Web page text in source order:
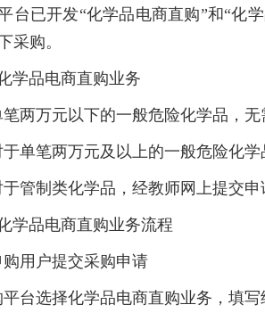
台已开发“化学品电商直购”和“化
采购。
学品电商直购业务
笔两万元以下的一般危险化学品，
于单笔两万元及以上的一般危险化
于管制类化学品，经教师网上提交
学品电商直购业务流程
购用户提交采购申请
台选择化学品电商直购业务，填